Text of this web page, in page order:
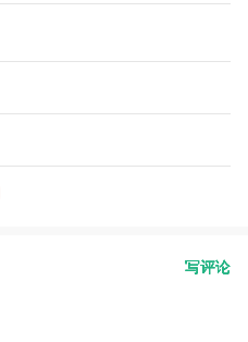
写评论